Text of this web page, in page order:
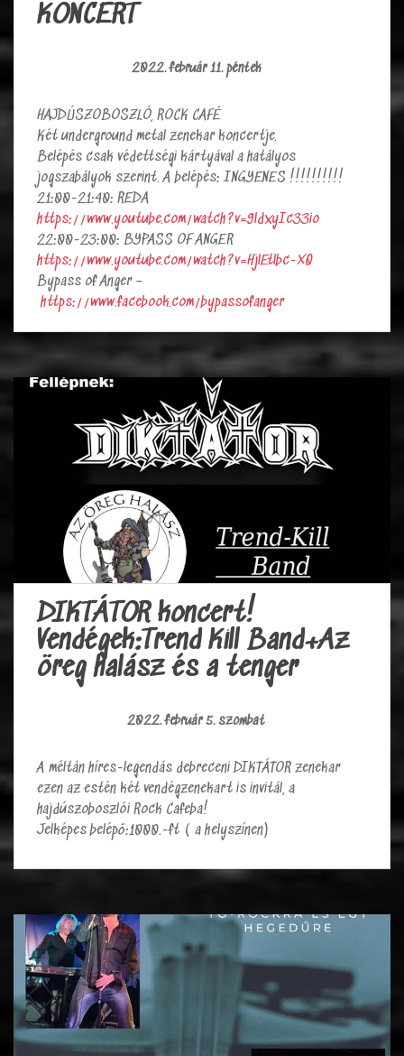
KONCERT
2022. február 11. péntek
HAJDÚSZOBOSZLÓ, ROCK CAFÉ
Két underground metal zenekar koncertje.
Belépés csak védettségi kártyával a hatályos
jogszabályok szerint. A belépés: INGYENES !!!!!!!!!!
21:00-21:40: REDA
https://www.youtube.com/watch?v=9ldxyIc33io
22:00-23:00: BYPASS OF ANGER
https://www.youtube.com/watch?v=HjlEtlbc-XQ
Bypass of Anger –
https://www.facebook.com/bypassofanger
DIKTÁTOR koncert!
Vendégek:Trend Kill Band+Az
öreg halász és a tenger
2022. február 5. szombat
A méltán híres-legendás debreceni DIKTÁTOR zenekar
ezen az estén két vendégzenekart is invitál, a
hajdúszoboszlói Rock Cafeba!
Jelképes belépő:1000.-ft ( a helyszínen)